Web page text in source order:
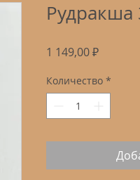
Рудракша
1 149,00 ₽Цена
Количество *